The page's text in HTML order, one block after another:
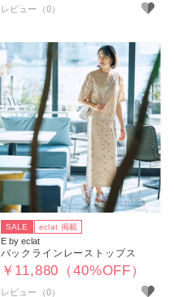
SALE eclat 掲載
E by eclat
バックラインレーストップス
￥11,880（40%OFF）